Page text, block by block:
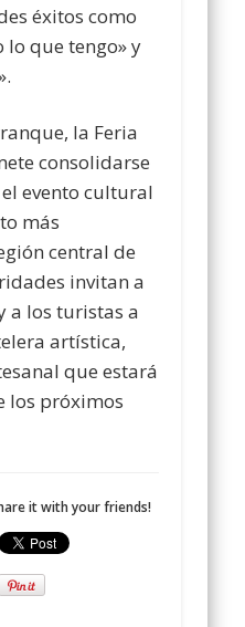
éxitos como
lo que tengo» y
la Feria
consolidarse
evento cultural
más
central de
invitan a
a los turistas a
artística,
que estará
los próximos
it with your friends!